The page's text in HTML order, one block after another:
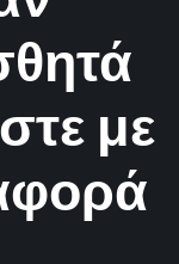
με